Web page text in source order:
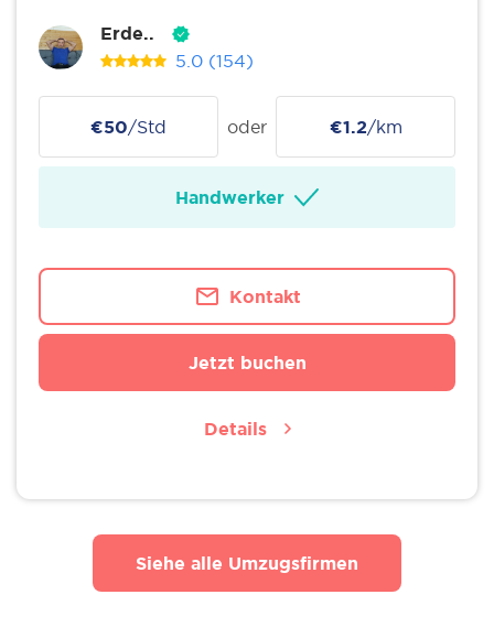
Erde..
5.0 (154)
€50/Std oder €1.2/km
Handwerker
Kontakt
Jetzt buchen
Details
Siehe alle Umzugsfirmen